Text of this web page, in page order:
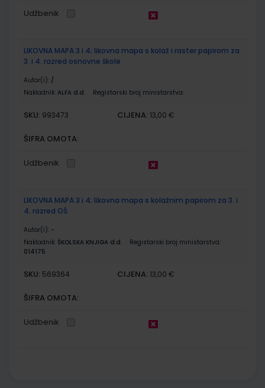
Udžbenik
LIKOVNA MAPA 3 i 4; likovna mapa s kolaž i raster papirom za
3. i 4. razred osnovne škole
Autor(i): /
Nakladnik: ALFA d.d. Registarski broj ministarstva:
SKU: 993473 CIJENA: 13,00 €
ŠIFRA OMOTA:
Udžbenik
LIKOVNA MAPA 3 i 4; likovna mapa s kolažnim papirom za 3. i
4. razred OŠ
Autor(i): -
Nakladnik: ŠKOLSKA KNJIGA d.d.
Registarski broj ministarstva:
014175
SKU: 569364 CIJENA: 13,00 €
ŠIFRA OMOTA:
Udžbenik